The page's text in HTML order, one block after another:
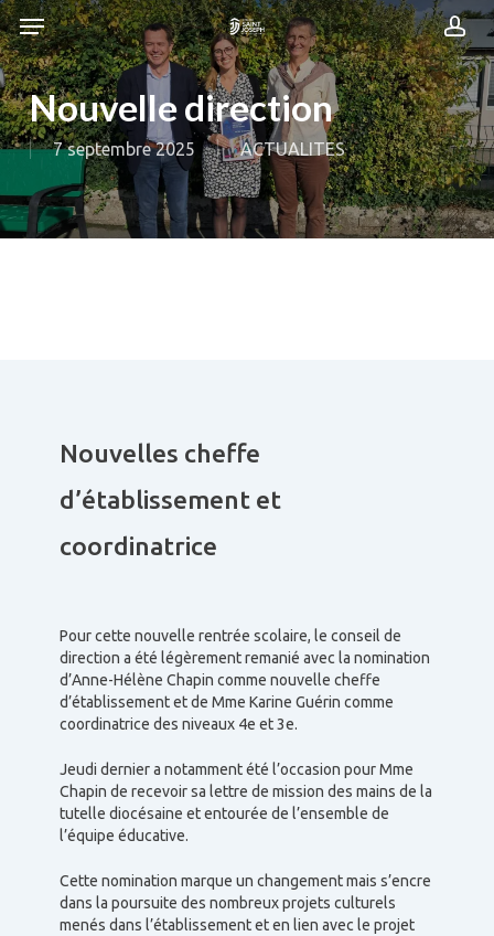
Skip
to
main
content
Menu
Nouvelle direction
7 septembre 2025 ACTUALITES
Nouvelles cheffe
d’établissement et
coordinatrice
Pour cette nouvelle rentrée scolaire, le conseil de
direction a été légèrement remanié avec la nomination
d’Anne-Hélène Chapin comme nouvelle cheffe
d’établissement et de Mme Karine Guérin comme
coordinatrice des niveaux 4e et 3e.
Jeudi dernier a notamment été l’occasion pour Mme
Chapin de recevoir sa lettre de mission des mains de la
tutelle diocésaine et entourée de l’ensemble de
l’équipe éducative.
Cette nomination marque un changement mais s’encre
dans la poursuite des nombreux projets culturels
menés dans l’établissement et en lien avec le projet
Menu